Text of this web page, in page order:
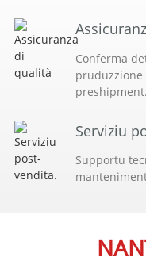
Conferma
preshipment.
Serviziu
Supportu